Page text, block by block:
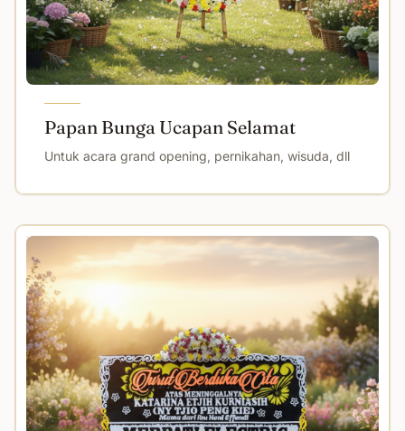
Papan Bunga Ucapan Selamat
Untuk acara grand opening, pernikahan, wisuda, dll